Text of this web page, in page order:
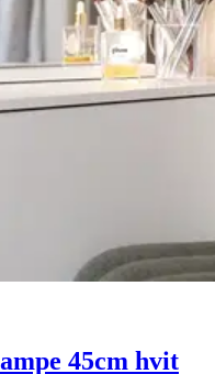
45cm hvit